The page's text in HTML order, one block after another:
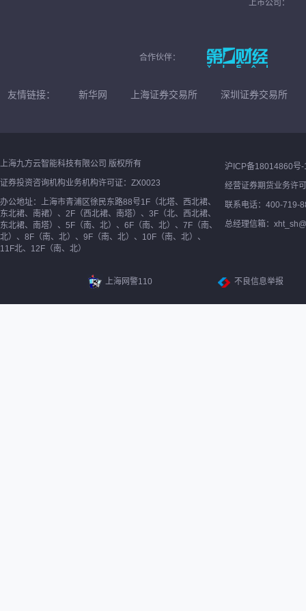
上市公司：
合作伙伴：
友情链接： 新华网 上海证券交易所 深圳证券交易所
上海九方云智能科技有限公司 版权所有
证券投资咨询机构业务机构许可证：ZX0023
办公地址：上海市青浦区徐民东路88号1F（北塔、西北裙、
东北裙、南裙）、2F（西北裙、南塔）、3F（北、西北裙、
东北裙、南塔）、5F（南、北）、6F（南、北）、7F（南、
北）、8F（南、北）、9F（南、北）、10F（南、北）、
11F北、12F（南、北）
沪ICP备18014860号-
经营证券期货业务许
联系电话：400-719-
总经理信箱：
上海网警110 不良信息举报